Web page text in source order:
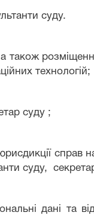
суду.
також
технологій;
суду ;
справ
суду,
дані та